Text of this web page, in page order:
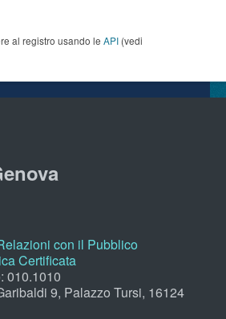
al registro usando le API (vedi
con il Pubblico
Certificata
010.1010
9, Palazzo Tursi, 16124